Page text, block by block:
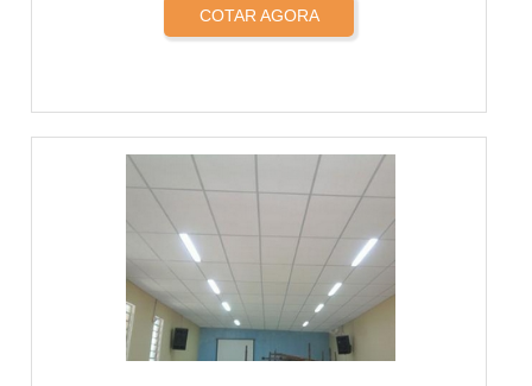
COTAR AGORA